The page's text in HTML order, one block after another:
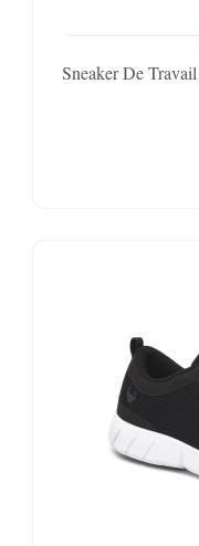
Sneaker De